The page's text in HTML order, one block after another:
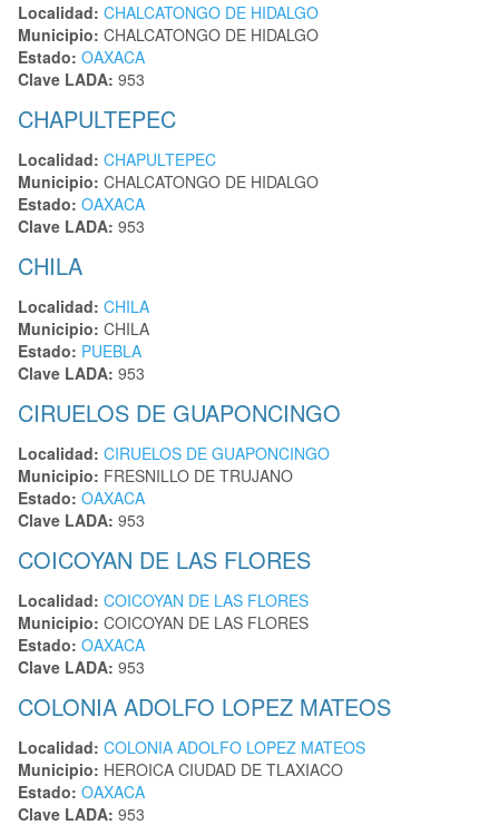
Localidad: CHALCATONGO DE HIDALGO
Municipio: CHALCATONGO DE HIDALGO
Estado: OAXACA
Clave LADA: 953
CHAPULTEPEC
Localidad: CHAPULTEPEC
Municipio: CHALCATONGO DE HIDALGO
Estado: OAXACA
Clave LADA: 953
CHILA
Localidad: CHILA
Municipio: CHILA
Estado: PUEBLA
Clave LADA: 953
CIRUELOS DE GUAPONCINGO
Localidad: CIRUELOS DE GUAPONCINGO
Municipio: FRESNILLO DE TRUJANO
Estado: OAXACA
Clave LADA: 953
COICOYAN DE LAS FLORES
Localidad: COICOYAN DE LAS FLORES
Municipio: COICOYAN DE LAS FLORES
Estado: OAXACA
Clave LADA: 953
COLONIA ADOLFO LOPEZ MATEOS
Localidad: COLONIA ADOLFO LOPEZ MATEOS
Municipio: HEROICA CIUDAD DE TLAXIACO
Estado: OAXACA
Clave LADA: 953